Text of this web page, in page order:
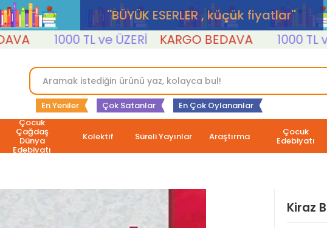
''BÜYÜK ESERLER , küçük fiyatlar''
1000 TL ve ÜZERİ KARGO BEDAVA 1000 TL ve
En Yeniler Çok Satanlar En Çok Oylananlar
Çocuk
Çağdaş
Dünya
Edebiyatı
Kolektif Süreli Yayınlar Araştırma Çocuk
Edebiyatı
Kiraz